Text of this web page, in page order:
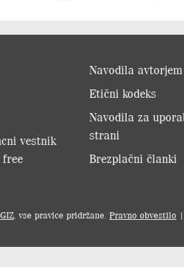
vestnik
free
Navodila avtorjem
Etični kodeks
Navodila za
strani
Brezplačni članki
, vse pravice pridržane. Pravno obvestilo |